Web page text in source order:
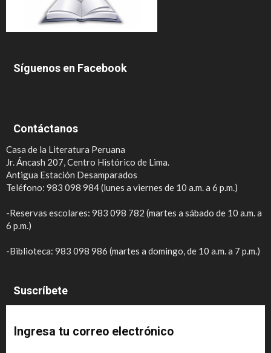
Síguenos en Facebook
Contáctanos
Casa de la Literatura Peruana
Jr. Áncash 207, Centro Histórico de Lima.
Antigua Estación Desamparados
Teléfono: 983 098 984 (lunes a viernes de 10 a.m. a 6 p.m.)
-Reservas escolares: 983 098 782 (martes a sábado de 10 a.m. a
6 p.m.)
-Biblioteca: 983 098 986 (martes a domingo, de 10 a.m. a 7 p.m.)
Suscríbete
Ingresa tu correo electrónico